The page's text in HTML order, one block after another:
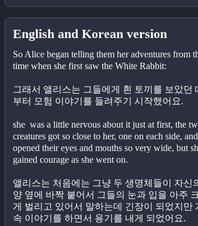
English and Korean version
So Alice began telling them her adventures from
time when she first saw the White Rabbit:
그래서 앨리스는 그들에게 흰 토끼를 보았던
부터 모험 이야기를 들려주기 시작했어요.
she  was a little nervous about it just at first, the
creatures got so close to her, one on each side, and
opened their eyes and mouths so very wide, but
gained courage as she went on.
앨리스는 처음에는 그냥 두 생명체들이 자신
양 옆에 바짝 붙어서 그들의 눈과 입을 아주 크
게 벌리고 있어서 말하는데 긴장이 되었지만
속 이야기를 하면서 용기를 내게 되었어요.